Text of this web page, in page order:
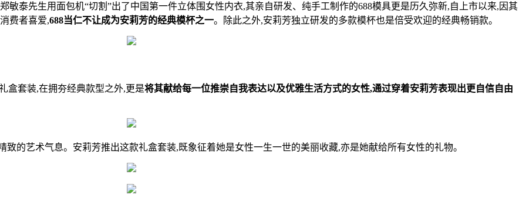
先生用面包机“切割”出了中国第一件立体围女性内衣,其亲自研发、纯手工制作的688模具更是历久弥新,自上市以来,因其
费者喜爱,688当仁不让成为安莉芳的经典模杯之一。除此之外,安莉芳独立研发的多款模杯也是倍受欢迎的经典畅销款。
套装,在拥夯经典款型之外,更是将其献给每一位推崇自我表达以及优雅生活方式的女性,通过穿着安莉芳表现出更自信自由
艺术气息。安莉芳推出这款礼盒套装,既象征着她是女性一生一世的美丽收藏,亦是她献给所有女性的礼物。